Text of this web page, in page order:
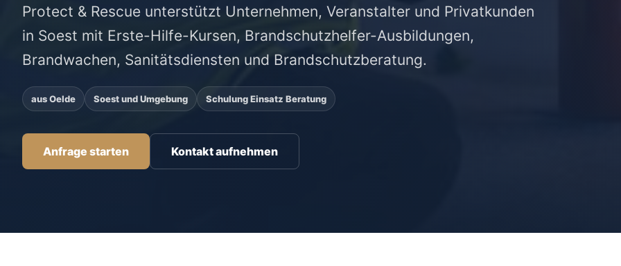
Protect & Rescue unterstützt Unternehmen, Veranstalter und Privatkunden
in Soest mit Erste-Hilfe-Kursen, Brandschutzhelfer-Ausbildungen,
Brandwachen, Sanitätsdiensten und Brandschutzberatung.
aus Oelde Soest und Umgebung Schulung Einsatz Beratung
Anfrage starten Kontakt aufnehmen